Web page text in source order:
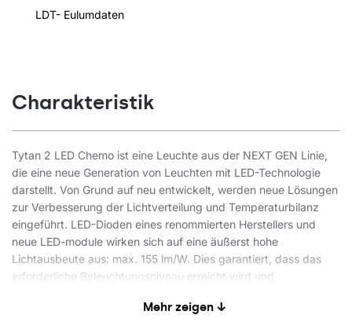
LDT- Eulumdaten
Charakteristik
Tytan 2 LED Chemo ist eine Leuchte aus der NEXT GEN Linie,
die eine neue Generation von Leuchten mit LED-Technologie
darstellt. Von Grund auf neu entwickelt, werden neue Lösungen
zur Verbesserung der Lichtverteilung und Temperaturbilanz
eingeführt. LED-Dioden eines renommierten Herstellers und
neue LED-module wirken sich auf eine äußerst hohe
Lichtausbeute aus: max. 155 lm/W. Dies garantiert, dass das
erforderliche Beleuchtungsniveau erreicht wird und
verwendet eine Lösung, die auf der Integration des Diffusors
Mehr zeigen ↓